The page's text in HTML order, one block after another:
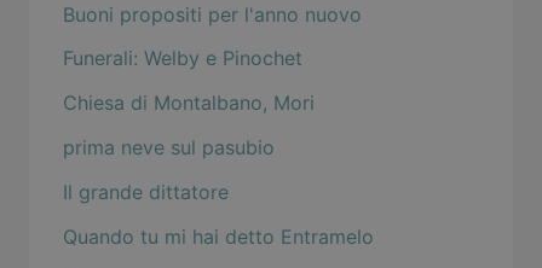
Buoni propositi per l'anno nuovo
Funerali: Welby e Pinochet
Chiesa di Montalbano, Mori
prima neve sul pasubio
Il grande dittatore
Quando tu mi hai detto Entramelo